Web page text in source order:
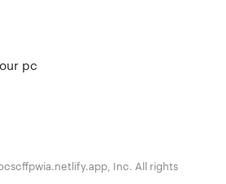
pc
Inc. All rights